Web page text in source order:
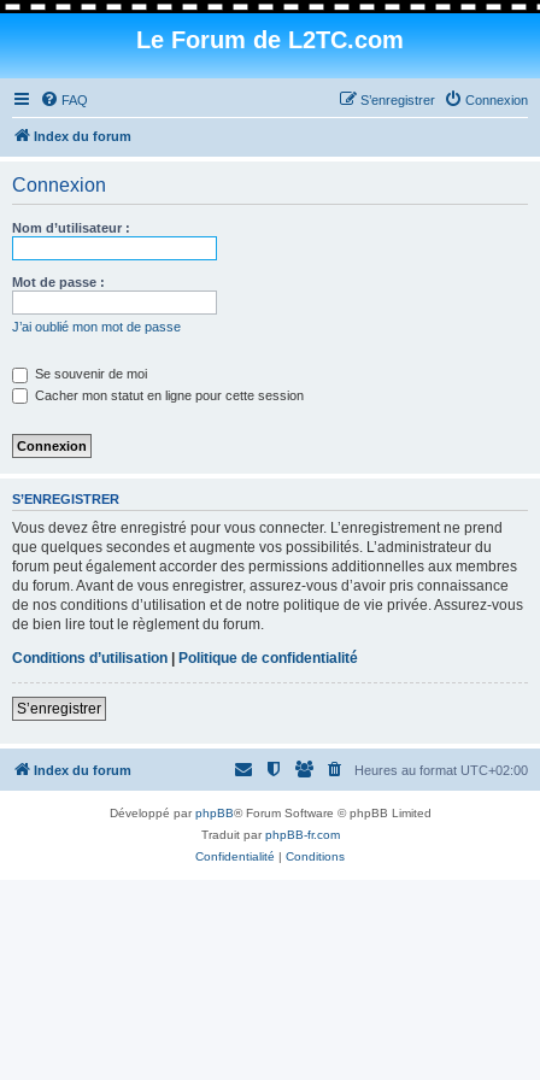
Le Forum de L2TC.com
FAQ Connexion
S’enregistrer
Index du forum
Connexion
Nom d’utilisateur :
Mot de passe :
J’ai oublié mon mot de passe
Se souvenir de moi
Cacher mon statut en ligne pour cette session
S’ENREGISTRER
Vous devez être enregistré pour vous connecter. L’enregistrement ne prend
que quelques secondes et augmente vos possibilités. L’administrateur du
forum peut également accorder des permissions additionnelles aux membres
du forum. Avant de vous enregistrer, assurez-vous d’avoir pris connaissance
de nos conditions d’utilisation et de notre politique de vie privée. Assurez-vous
de bien lire tout le règlement du forum.
Conditions d’utilisation | Politique de confidentialité
S’enregistrer
Index du forum Heures au format UTC+02:00
Développé parphpBB® Forum Software © phpBB Limited
Traduit parphpBB-fr.com
Confidentialité | Conditions